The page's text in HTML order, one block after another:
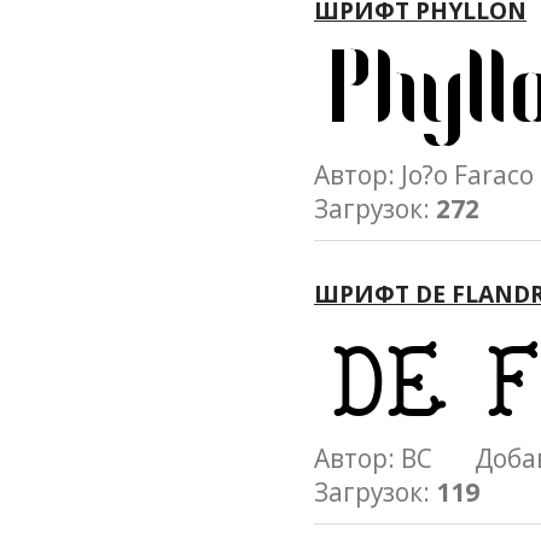
ШРИФТ PHYLLON
Автор: Jo?o
Загрузок: 272
ШРИФТ DE
Автор: BC
Загрузок: 119